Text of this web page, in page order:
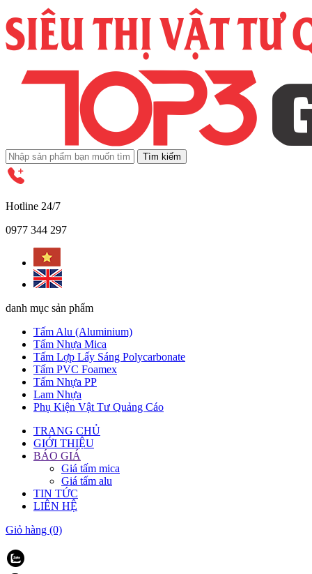
Tìm kiếm
Hotline 24/7
0977 344 297
danh mục sản phẩm
Tấm Alu (Aluminium)
Tấm Nhựa Mica
Tấm Lợp Lấy Sáng Polycarbonate
Tấm PVC Foamex
Tấm Nhựa PP
Lam Nhựa
Phụ Kiện Vật Tư Quảng Cáo
TRANG CHỦ
GIỚI THIỆU
BÁO GIÁ
Giá tấm mica
Giá tấm alu
TIN TỨC
LIÊN HỆ
Giỏ hàng (0)